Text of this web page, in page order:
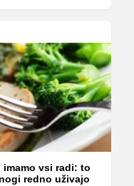
vsi radi: to
redno uživajo